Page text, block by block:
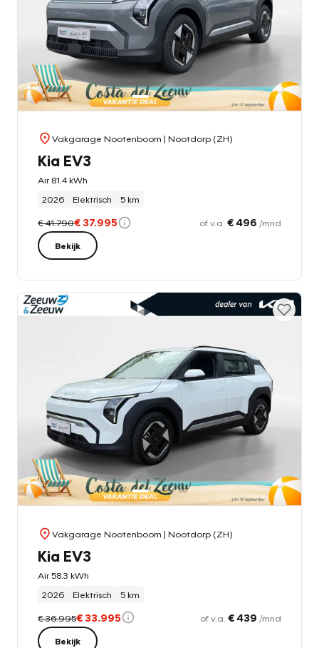
Vakgarage Nootenboom | Nootdorp (ZH)
Kia EV3
Air 81.4 kWh
2026
Elektrisch 5 km
€ 41.790€ 37.995 of v.a. € 496 /mnd
Bekijk
Vakgarage Nootenboom | Nootdorp (ZH)
Kia EV3
Air 58.3 kWh
2026
Elektrisch 5 km
€ 36.995€ 33.995 of v.a. € 439 /mnd
Bekijk